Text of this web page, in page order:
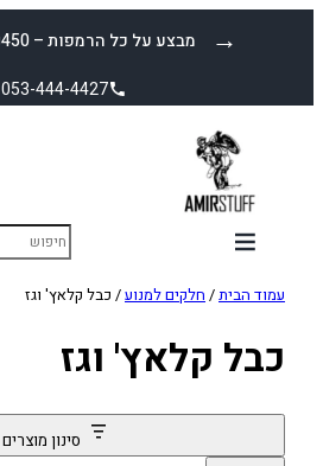
מבצע על כל הרמפות – ₪450 עד הבית! →
053-444-4427
עמוד הבית/ חלקים למנוע/ כבל קלאץ' וגז
כבל קלאץ' וגז
סינון מוצרים